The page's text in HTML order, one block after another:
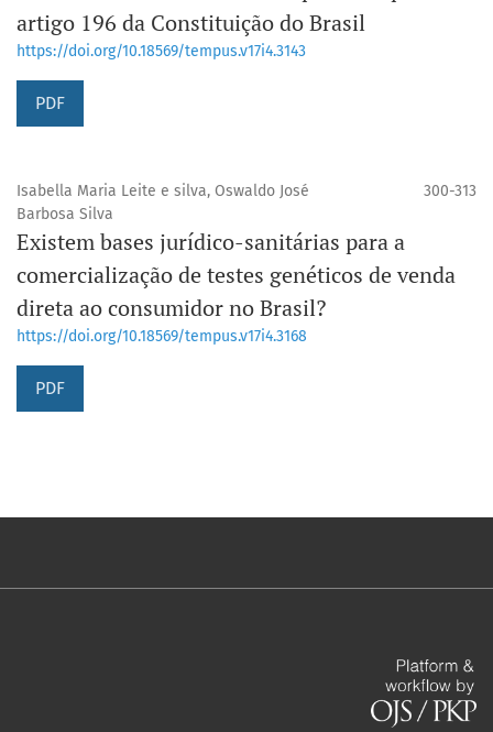
artigo 196 da Constituição do Brasil
https://doi.org/10.18569/tempus.v17i4.3143
PDF
Isabella Maria Leite e silva, Oswaldo José
Barbosa Silva
300-313
Existem bases jurídico-sanitárias para a
comercialização de testes genéticos de venda
direta ao consumidor no Brasil?
https://doi.org/10.18569/tempus.v17i4.3168
PDF